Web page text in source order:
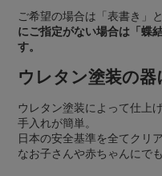
ご希望の場合は「表書き」
にご指定がない場合は「蝶
す。
ウレタン塗装の器
ウレタン塗装によって仕上
手入れが簡単。
日本の安全基準を全てクリ
なお子さんや赤ちゃんにで